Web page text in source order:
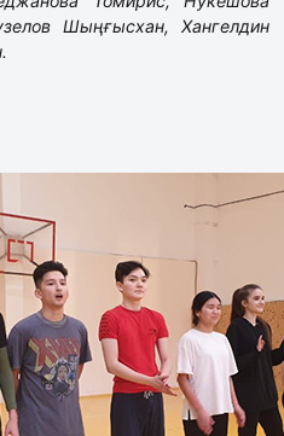
Шыңғысхан, Хангелдин